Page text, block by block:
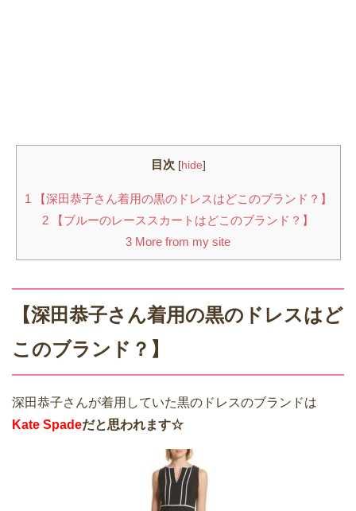
目次 [hide]
1 【深田恭子さん着用の黒のドレスはどこのブランド？】
2 【ブルーのレーススカートはどこのブランド？】
3 More from my site
【深田恭子さん着用の黒のドレスはど
このブランド？】
深田恭子さんが着用していた黒のドレスのブランドは
Kate Spadeだと思われます☆